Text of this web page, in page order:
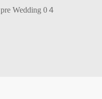
pre Wedding 0４